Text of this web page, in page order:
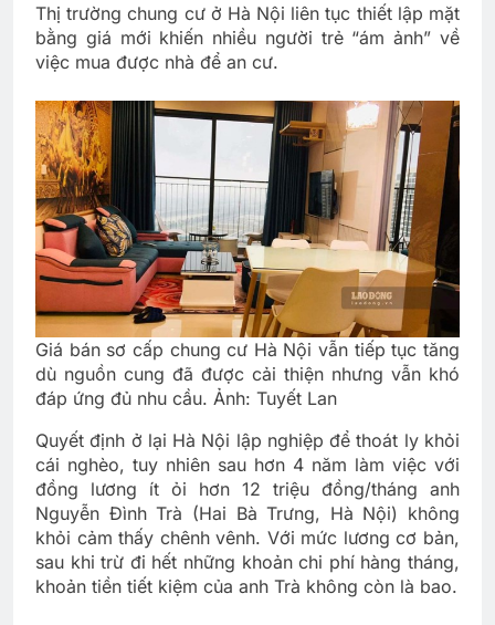
Thị trường chung cư ở Hà Nội liên tục thiết lập mặt
bằng giá mới khiến nhiều người trẻ “ám ảnh” về
việc mua được nhà để an cư.
Giá bán sơ cấp chung cư Hà Nội vẫn tiếp tục tăng
dù nguồn cung đã được cải thiện nhưng vẫn khó
đáp ứng đủ nhu cầu. Ảnh: Tuyết Lan
Quyết định ở lại Hà Nội lập nghiệp để thoát ly khỏi
cái nghèo, tuy nhiên sau hơn 4 năm làm việc với
đồng lương ít ỏi hơn 12 triệu đồng/tháng anh
Nguyễn Đình Trà (Hai Bà Trưng, Hà Nội) không
khỏi cảm thấy chênh vênh. Với mức lương cơ bản,
sau khi trừ đi hết những khoản chi phí hàng tháng,
khoản tiền tiết kiệm của anh Trà không còn là bao.